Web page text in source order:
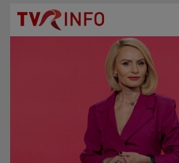
TABLETA DE SĂNĂTATE
Nu împlinise 20 de ani când a început să vadă ...